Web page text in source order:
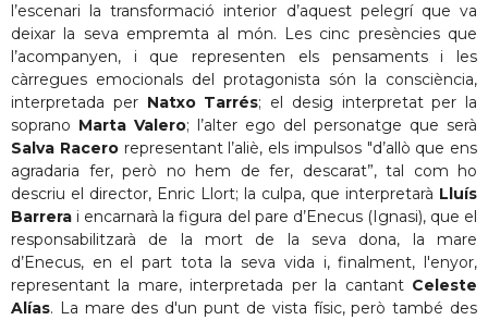
l’escenari la transformació interior d’aquest pelegrí que va
deixar la seva empremta al món. Les cinc presències que
l’acompanyen, i que representen els pensaments i les
càrregues emocionals del protagonista són la consciència,
interpretada per Natxo Tarrés; el desig interpretat per la
soprano Marta Valero; l’alter ego del personatge que serà
Salva Racerorepresentant l’aliè, els impulsos "d’allò que ens
agradaria fer, però no hem de fer, descarat”, tal com ho
descriu el director, Enric Llort; la culpa, que interpretarà Lluís
Barrera i encarnarà la figura del pare d’Enecus (Ignasi), que el
responsabilitzarà de la mort de la seva dona, la mare
d’Enecus, en el part tota la seva vida i, finalment, l'enyor,
representant la mare, interpretada per la cantant Celeste
Alías. La mare des d'un punt de vista físic, però també des